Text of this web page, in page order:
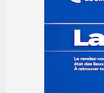
06/08/2026 15:57
Ucciani –